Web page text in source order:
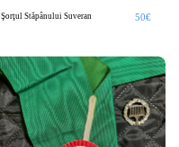
Şorţul Stăpânului Suveran 50€